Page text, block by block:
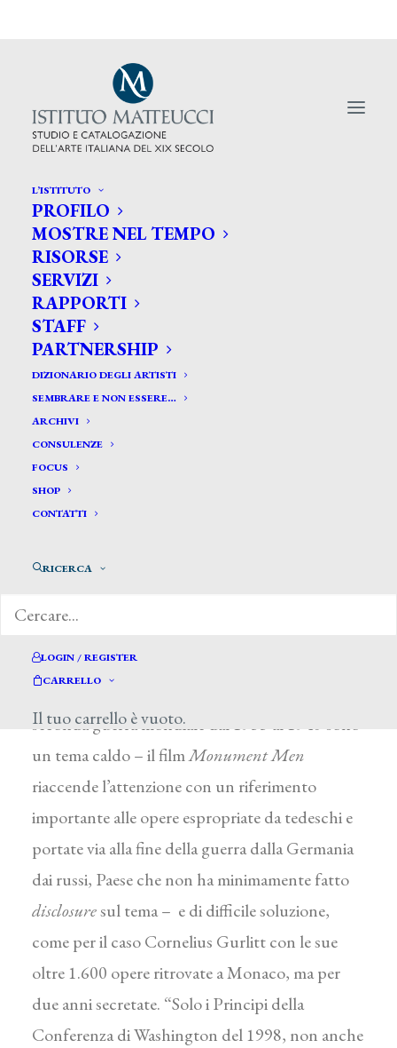
L’ISTITUTO
PROFILO
MOSTRE NEL TEMPO
RISORSE
SERVIZI
RAPPORTI
STAFF
PARTNERSHIP
DIZIONARIO DEGLI ARTISTI
SEMBRARE E NON ESSERE…
ARCHIVI
CONSULENZE
FOCUS
SHOP
CONTATTI
RICERCA
LOGIN / REGISTER
CARRELLO
Il tuo carrello è vuoto.
Restituzioni:ora si guarda nei
di Marilena Pirrelli, Il Sole 24Ore – Plus24, 15
La restituzione delle opere depredate durante la
seconda guerra mondiale dal 1933 al 1945 sono
un tema caldo – il filmMonument Men
riaccende l’attenzione con un riferimento
importante alle opere espropriate da tedeschi e
portate via alla fine della guerra dalla Germania
dai russi, Paese che non ha minimamente fatto
disclosuresul tema – e di difficile soluzione,
come per il caso Cornelius Gurlitt con le sue
oltre 1.600 opere ritrovate a Monaco, ma per
due anni secretate. “Solo i Principi della
Conferenza di Washington del 1998, non anche